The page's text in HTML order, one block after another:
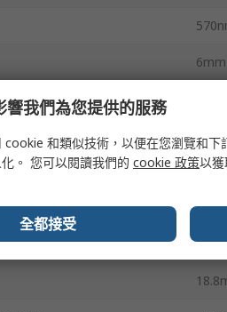
6mm
我們為您提供的服務
cookie 和類似技術，以便在您瀏覽和
。 您可以閱讀我們的 cookie 政策以獲
全都接受